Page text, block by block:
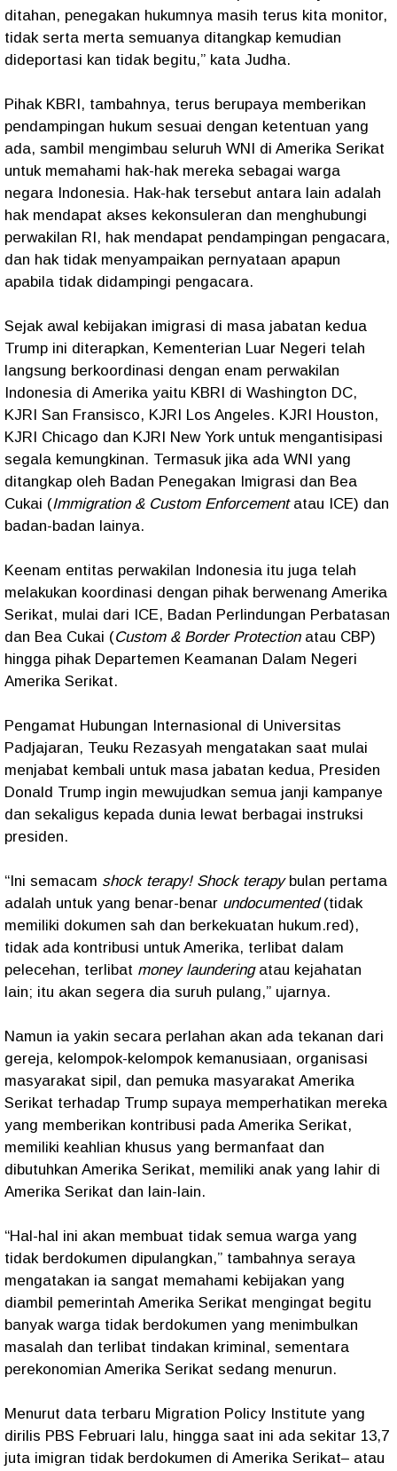
ditahan, penegakan hukumnya masih terus kita monitor,
tidak serta merta semuanya ditangkap kemudian
dideportasi kan tidak begitu,” kata Judha.
Pihak KBRI, tambahnya, terus berupaya memberikan
pendampingan hukum sesuai dengan ketentuan yang
ada, sambil mengimbau seluruh WNI di Amerika Serikat
untuk memahami hak-hak mereka sebagai warga
negara Indonesia. Hak-hak tersebut antara lain adalah
hak mendapat akses kekonsuleran dan menghubungi
perwakilan RI, hak mendapat pendampingan pengacara,
dan hak tidak menyampaikan pernyataan apapun
apabila tidak didampingi pengacara.
Sejak awal kebijakan imigrasi di masa jabatan kedua
Trump ini diterapkan, Kementerian Luar Negeri telah
langsung berkoordinasi dengan enam perwakilan
Indonesia di Amerika yaitu KBRI di Washington DC,
KJRI San Fransisco, KJRI Los Angeles. KJRI Houston,
KJRI Chicago dan KJRI New York untuk mengantisipasi
segala kemungkinan. Termasuk jika ada WNI yang
ditangkap oleh Badan Penegakan Imigrasi dan Bea
Cukai (Immigration & Custom Enforcement atau ICE) dan
badan-badan lainya.​
Keenam entitas perwakilan Indonesia itu juga telah
melakukan koordinasi dengan pihak berwenang Amerika
Serikat, mulai dari ICE, Badan Perlindungan Perbatasan
dan Bea Cukai (Custom & Border Protection atau CBP)
hingga pihak Departemen Keamanan Dalam Negeri
Amerika Serikat.
Pengamat Hubungan Internasional di Universitas
Padjajaran, Teuku Rezasyah mengatakan saat mulai
menjabat kembali untuk masa jabatan kedua, Presiden
Donald Trump ingin mewujudkan semua janji kampanye
dan sekaligus kepada dunia lewat berbagai instruksi
presiden.
“Ini semacam shock terapy! Shock terapy bulan pertama
adalah untuk yang benar-benar undocumented(tidak
memiliki dokumen sah dan berkekuatan hukum.red),
tidak ada kontribusi untuk Amerika, terlibat dalam
pelecehan, terlibat money laundering atau kejahatan
lain; itu akan segera dia suruh pulang,” ujarnya.
Namun ia yakin secara perlahan akan ada tekanan dari
gereja, kelompok-kelompok kemanusiaan, organisasi
masyarakat sipil, dan pemuka masyarakat Amerika
Serikat terhadap Trump supaya memperhatikan mereka
yang memberikan kontribusi pada Amerika Serikat,
memiliki keahlian khusus yang bermanfaat dan
dibutuhkan Amerika Serikat, memiliki anak yang lahir di
Amerika Serikat dan lain-lain.
“Hal-hal ini akan membuat tidak semua warga yang
tidak berdokumen dipulangkan,” tambahnya seraya
mengatakan ia sangat memahami kebijakan yang
diambil pemerintah Amerika Serikat mengingat begitu
banyak warga tidak berdokumen yang menimbulkan
masalah dan terlibat tindakan kriminal, sementara
perekonomian Amerika Serikat sedang menurun.
Menurut data terbaru Migration Policy Institute yang
dirilis PBS Februari lalu, hingga saat ini ada sekitar 13,7
juta imigran tidak berdokumen di Amerika Serikat– atau